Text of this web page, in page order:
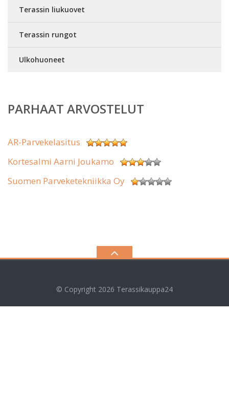
Terassin liukuovet
Terassin rungot
Ulkohuoneet
PARHAAT ARVOSTELUT
AR-Parvekelasitus
Kortesalmi Aarni Joukamo
Suomen Parveketekniikka Oy
© Copyright 2026 Terassikauppa24